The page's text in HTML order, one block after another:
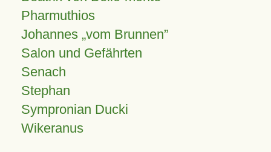
Pharmuthios
Johannes vom Brunnen
Salon und Gefährten
Senach
Stephan
Sympronian Ducki
Wikeranus